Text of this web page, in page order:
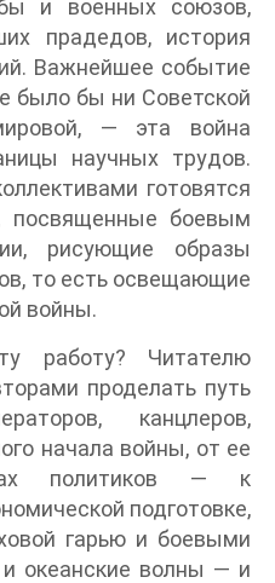
и военных союзов,
прадедов, история
Важнейшее событие
было бы ни Советской
— эта война
научных трудов.
готовятся
посвященные боевым
рисующие образы
то есть освещающие
войны.
работу? Читателю
проделать путь
канцлеров,
начала войны, от ее
политиков — к
подготовке,
гарью и боевыми
океанские волны — и